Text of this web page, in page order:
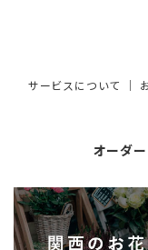
サービスについて ｜
オーダ